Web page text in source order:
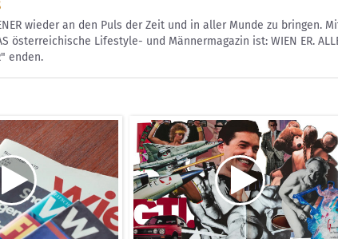
wieder an den Puls der Zeit und in aller Munde zu bringen.
österreichische Lifestyle- und Männermagazin ist: WIEN ER.
enden.